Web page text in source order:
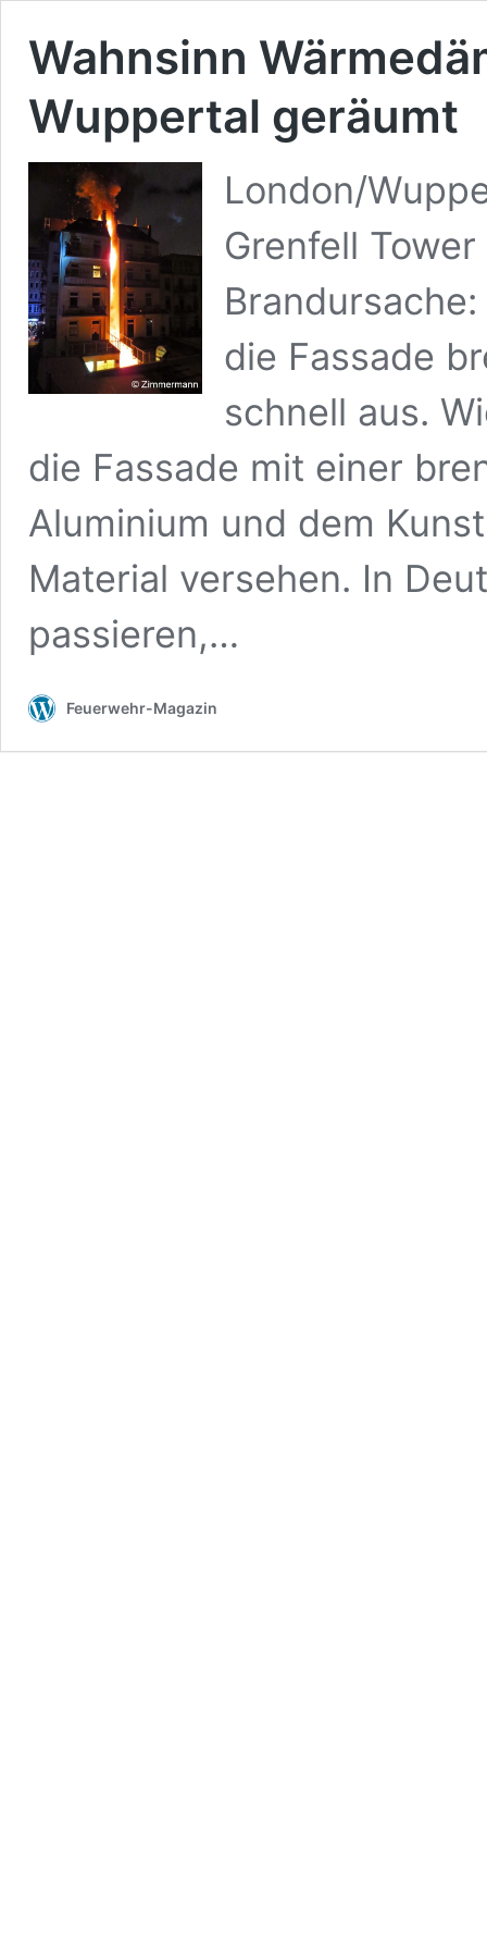
Wahnsinn
Wuppertal geräumt
London/
Grenfell
die Fassade
schnell aus.
die Fassade mit einer
Aluminium und dem
Material versehen. In
passieren,…
Feuerwehr-Magazin